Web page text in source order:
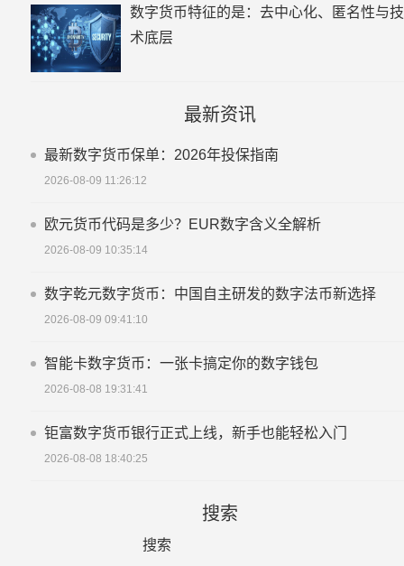
数字货币特征的是：去中心化、匿名性与技
术底层
最新资讯
最新数字货币保单：2026年投保指南
2026-08-09 11:26:12
欧元货币代码是多少？EUR数字含义全解析
2026-08-09 10:35:14
数字乾元数字货币：中国自主研发的数字法币新选择
2026-08-09 09:41:10
智能卡数字货币：一张卡搞定你的数字钱包
2026-08-08 19:31:41
钜富数字货币银行正式上线，新手也能轻松入门
2026-08-08 18:40:25
搜索